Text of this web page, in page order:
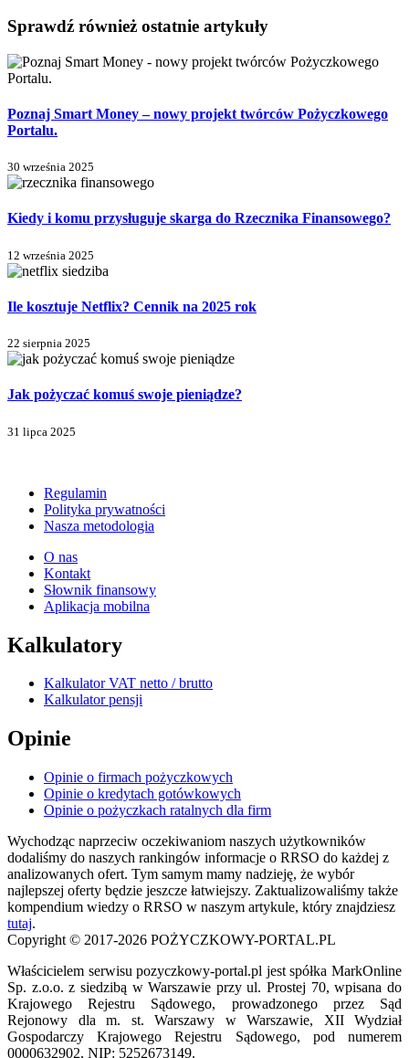
Sprawdź również ostatnie artykuły
Poznaj Smart Money – nowy projekt twórców Pożyczkowego
Portalu.
30 września 2025
Kiedy i komu przysługuje skarga do Rzecznika Finansowego?
12 września 2025
Ile kosztuje Netflix? Cennik na 2025 rok
22 sierpnia 2025
Jak pożyczać komuś swoje pieniądze?
31 lipca 2025
Regulamin
Polityka prywatności
Nasza metodologia
O nas
Kontakt
Słownik finansowy
Aplikacja mobilna
Kalkulatory
Kalkulator VAT netto / brutto
Kalkulator pensji
Opinie
Opinie o firmach pożyczkowych
Opinie o kredytach gotówkowych
Opinie o pożyczkach ratalnych dla firm
Wychodząc naprzeciw oczekiwaniom naszych użytkowników
dodaliśmy do naszych rankingów informacje o RRSO do każdej z
analizowanych ofert. Tym samym mamy nadzieję, że wybór
najlepszej oferty będzie jeszcze łatwiejszy. Zaktualizowaliśmy także
kompendium wiedzy o RRSO w naszym artykule, który znajdziesz
tutaj.
Copyright © 2017-2026 POŻYCZKOWY-PORTAL.PL
Właścicielem serwisu pozyczkowy-portal.pl jest spółka MarkOnline
Sp. z.o.o. z siedzibą w Warszawie przy ul. Prostej 70, wpisana do
Krajowego Rejestru Sądowego, prowadzonego przez Sąd
Rejonowy dla m. st. Warszawy w Warszawie, XII Wydział
Gospodarczy Krajowego Rejestru Sądowego, pod numerem
0000632902, NIP: 5252673149.